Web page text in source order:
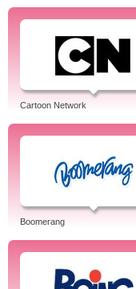
Cartoon Network
Boomerang